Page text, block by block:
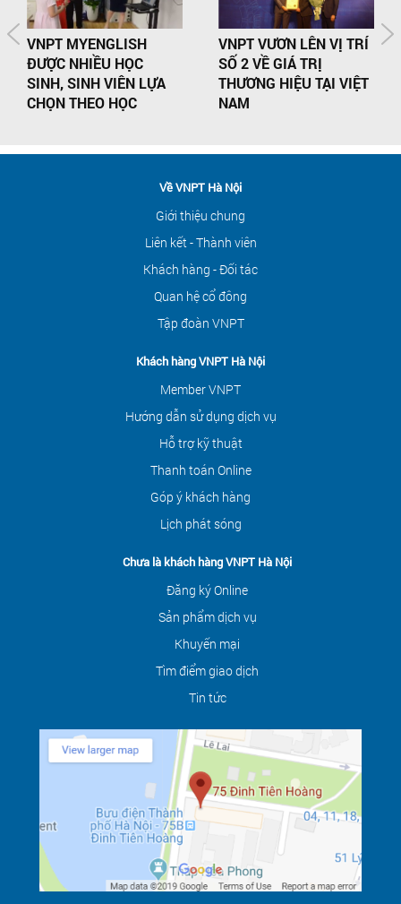
VNPT MYENGLISH
ĐƯỢC NHIỀU HỌC
SINH, SINH VIÊN LỰA
CHỌN THEO HỌC
VNPT VƯƠN LÊN VỊ TRÍ
SỐ 2 VỀ GIÁ TRỊ
THƯƠNG HIỆU TẠI VIỆT
NAM
Về VNPT Hà Nội
Giới thiệu chung
Liên kết - Thành viên
Khách hàng - Đối tác
Quan hệ cổ đông
Tập đoàn VNPT
Khách hàng VNPT Hà Nội
Member VNPT
Hướng dẫn sử dụng dịch vụ
Hỗ trợ kỹ thuật
Thanh toán Online
Góp ý khách hàng
Lịch phát sóng
Chưa là khách hàng VNPT Hà Nội
Đăng ký Online
Sản phẩm dịch vụ
Khuyến mại
Tìm điểm giao dịch
Tin tức